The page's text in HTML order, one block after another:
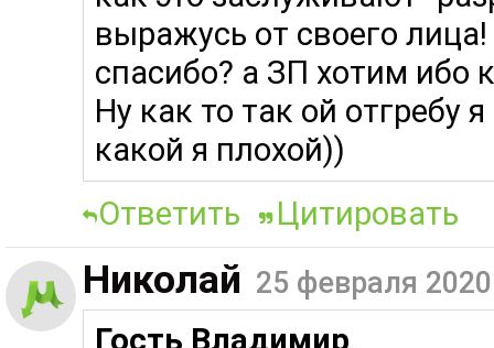
выражусь от своего
спасибо? а ЗП хотим ибо
Ну как то так ой отгребу
какой я плохой))
Ответить
Цитировать
Николай 25 февраля
Гость Владимир,